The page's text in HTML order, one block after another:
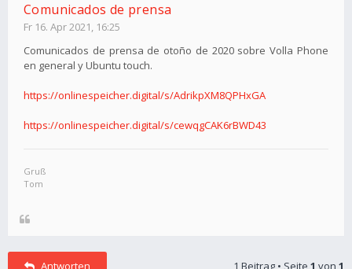
Comunicados de prensa
Fr 16. Apr 2021, 16:25
Comunicados de prensa de otoño de 2020 sobre Volla Phone
en general y Ubuntu touch.
https://onlinespeicher.digital/s/AdrikpXM8QPHxGA
https://onlinespeicher.digital/s/cewqgCAK6rBWD43
Gruß
Tom
Antworten 1 Beitrag • Seite 1 von 1